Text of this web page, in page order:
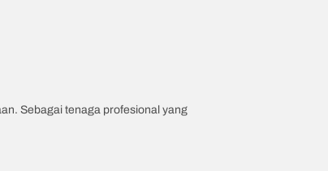
Sebagai tenaga profesional yang